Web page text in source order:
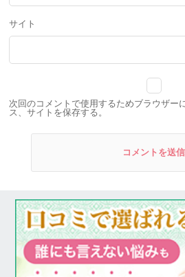
サイト
次回のコメントで使用するためブラウザー
ス、サイトを保存する。